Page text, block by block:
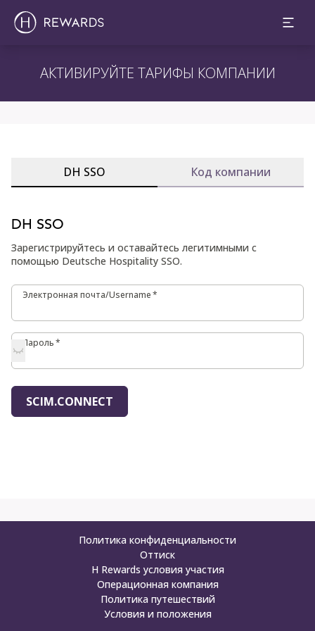
АКТИВИРУЙТЕ ТАРИФЫ КОМПАНИИ
DH SSO Код компании
DH SSO
Зарегистрируйтесь и оставайтесь легитимными с
помощью Deutsche Hospitality SSO.
Электронная почта/Username
Электронная почта/Username*
Пароль
Пароль*
SCIM.CONNECT
Политика конфиденциальности
Оттиск
H Rewards условия участия
Операционная компания
Политика путешествий
Условия и положения